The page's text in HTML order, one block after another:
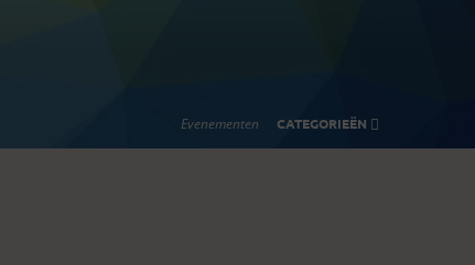
Evenementen CATEGORIEËN